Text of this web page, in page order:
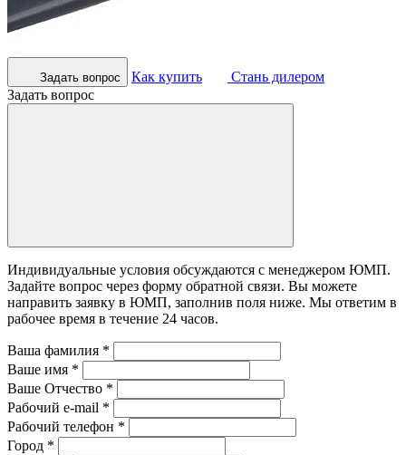
Задать вопрос Как купить
Стань дилером
Задать вопрос
Индивидуальные условия обсуждаются с менеджером ЮМП.
Задайте вопрос через форму обратной связи. Вы можете
направить заявку в ЮМП, заполнив поля ниже. Mы ответим в
рабочее время в течение 24 часов.
Ваша фамилия *
Ваше имя *
Ваше Отчество *
Рабочий e-mail *
Рабочий телефон *
Город *